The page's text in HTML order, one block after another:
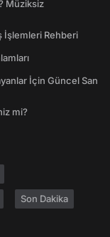
Müziksiz
İşlemleri Rehberi
İçin Güncel San
mi?
Son Dakika